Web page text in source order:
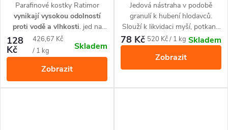
Parafinové kostky Ratimor
vynikají vysokou odolností
proti vodě a vlhkosti. jed na
hlodavce je určený pro použití v
deratizačních staničkách.
Působí proti myším, potkanům
a krysám.
128
Kč
Měrná
cena:
426,67 Kč
/ 1 kg
Skladem
Zobrazit
Jedová nástraha v podobě
granulí k hubení hlodavců.
Slouží k likvidaci myší, potkanů
a krys uvnitř budov a jejich
bezprostřední blízkosti.
78 Kč Měrná
520 Kč / 1 kg Skladem
Zobrazit